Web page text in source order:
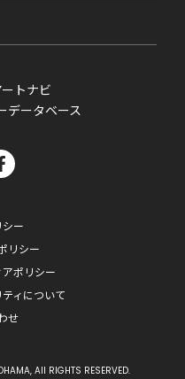
トナビ
データベース
ー
リシー
ポリシー
ィについて
せ
All RIGHTS RESERVED.